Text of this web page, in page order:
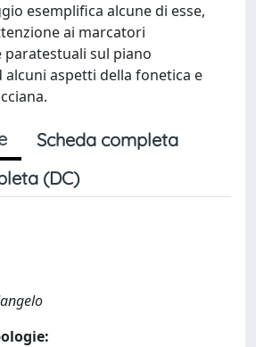
esemplifica alcune di esse,
ai marcatori
sul piano
alcuni aspetti della fonetica e
Scheda completa
(DC)